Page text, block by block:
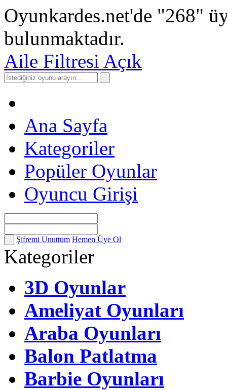
Oyunkardes.net'de "268"
bulunmaktadır.
Aile Filtresi Açık
Ana Sayfa
Kategoriler
Popüler Oyunlar
Oyuncu Girişi
Şifremi Unuttum Hemen Üye Ol
Kategoriler
3D Oyunlar
Ameliyat Oyunları
Araba Oyunları
Balon Patlatma
Barbie Oyunları